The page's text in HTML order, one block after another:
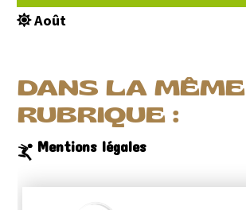
Août
DANS LA MÊME
RUBRIQUE :
Mentions légales